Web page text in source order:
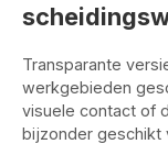
Transparante
werkgebieden
visuele contact of
bijzonder geschikt